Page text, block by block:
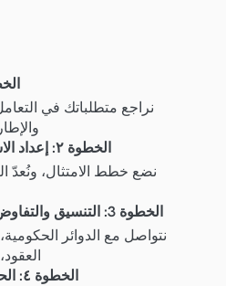
الخطوة 1:
نراجع متطلباتك في
الخطوة ٢: إعداد الاستراتيجية والمستندات
نضع خطط الامتثال، ونُعدّ
الخطوة 3: التنسيق والتفاوض مع الجهات الحكومية
نتواصل مع الدوائر
الخطوة ٤: الحل والمتابعة المستمرة